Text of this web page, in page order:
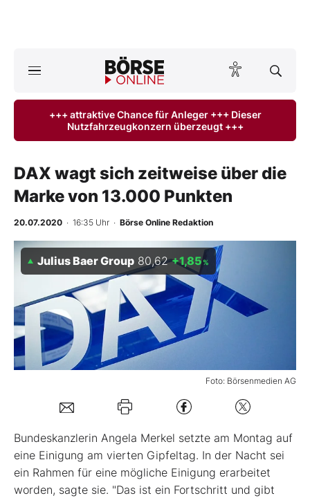
Anlageprodukte
Finanz-Check
Abo & Shop
Experten
Mein B:O
Mein Konto
Kontakt
+++ attraktive Chance für Anleger +++ Dieser
Nutzfahrzeugkonzern überzeugt +++
DAX wagt sich zeitweise über die
Marke von 13.000 Punkten
20.07.2020 · 16:35 Uhr · Börse Online Redaktion
Foto: Börsenmedien AG
Julius Baer Group 80,62 +1,85%
Bundeskanzlerin Angela Merkel setzte am Montag auf
eine Einigung am vierten Gipfeltag. In der Nacht sei
ein Rahmen für eine mögliche Einigung erarbeitet
worden, sagte sie. "Das ist ein Fortschritt und gibt